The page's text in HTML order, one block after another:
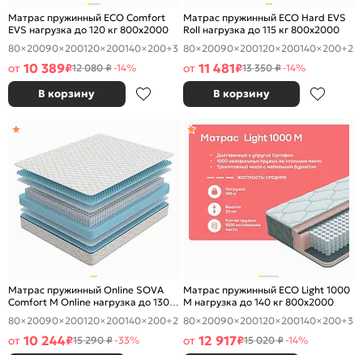
Матрас пружинный ECO Comfort
EVS нагрузка до 120 кг 800x2000
80×20090×200120×200140×200+3
от 10 389₽12 080 ₽-14%
В корзину
Матрас пружинный ECO Hard EVS
Roll нагрузка до 115 кг 800x2000
80×20090×200120×200140×200+2
от 11 481₽13 350 ₽-14%
В корзину
Матрас пружинный Online SOVA
Comfort M Online нагрузка до 130
кг 800x2000
80×20090×200120×200140×200+2
от 10 244₽15 290 ₽-33%
Матрас пружинный ECO Light 1000
M нагрузка до 140 кг 800x2000
80×20090×200120×200140×200+3
от 12 917₽15 020 ₽-14%